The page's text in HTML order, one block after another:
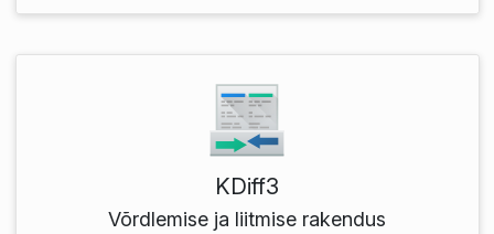
KDiff3
Võrdlemise ja liitmise rakendus